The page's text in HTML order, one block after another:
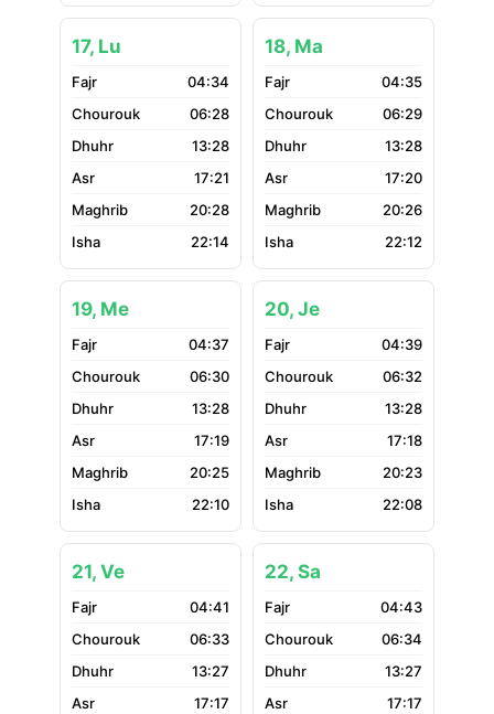
17, Lu
04:34
06:28
13:28
17:21
20:28
22:14
18, Ma
04:35
06:29
13:28
17:20
20:26
22:12
19, Me
04:37
06:30
13:28
17:19
20:25
22:10
20, Je
04:39
06:32
13:28
17:18
20:23
22:08
21, Ve
04:41
06:33
13:27
17:17
22, Sa
04:43
06:34
13:27
17:17